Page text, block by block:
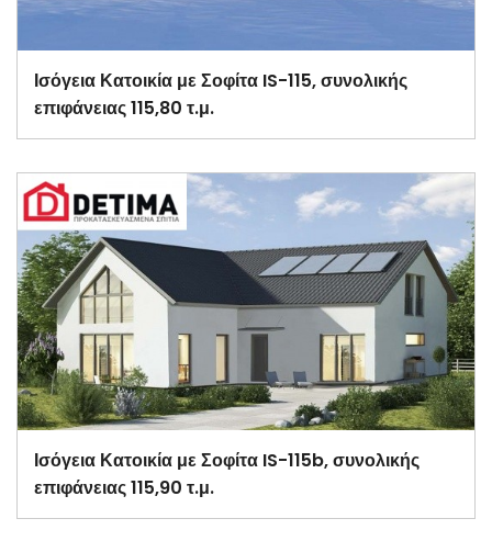
Ισόγεια Κατοικία με Σοφίτα IS-115, συνολικής
επιφάνειας 115,80 τ.μ.
Ισόγεια Κατοικία με Σοφίτα IS-115b, συνολικής
επιφάνειας 115,90 τ.μ.